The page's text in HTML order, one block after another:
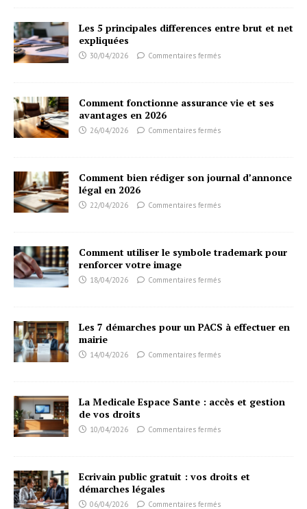
Les 5 principales differences entre brut et net
expliquées
30/04/2026 Commentaires fermés
Comment fonctionne assurance vie et ses
avantages en 2026
26/04/2026 Commentaires fermés
Comment bien rédiger son journal d’annonce
légal en 2026
22/04/2026 Commentaires fermés
Comment utiliser le symbole trademark pour
renforcer votre image
18/04/2026 Commentaires fermés
Les 7 démarches pour un PACS à effectuer en
mairie
14/04/2026 Commentaires fermés
La Medicale Espace Sante : accès et gestion
de vos droits
10/04/2026 Commentaires fermés
Ecrivain public gratuit : vos droits et
démarches légales
06/04/2026 Commentaires fermés